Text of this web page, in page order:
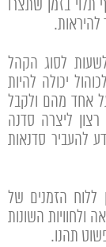
בזמן שתצרו
לסוג הקהל
יכולה להיות
אחד מהם ולקבל
ליצרה סדנה
להעביר סדנאות
ללוח הזמנים של
ולחוויות השונות
תהנו.